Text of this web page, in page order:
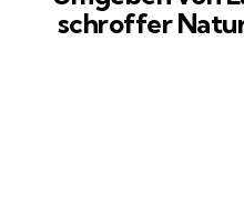
schroffer